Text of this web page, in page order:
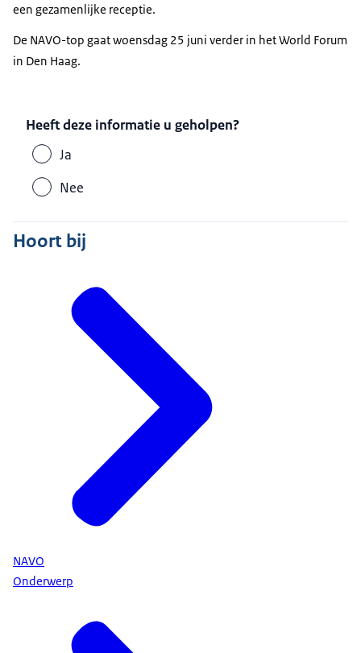
een gezamenlijke receptie.
De NAVO-top gaat woensdag 25 juni verder in het World Forum
in Den Haag.
Heeft deze informatie u geholpen?
Ja
Nee
Hoort bij
NAVO
Onderwerp